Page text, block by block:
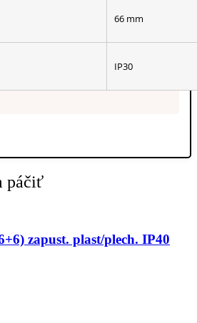
66 mm
IP30
páčiť
zapust. plast/plech. IP40